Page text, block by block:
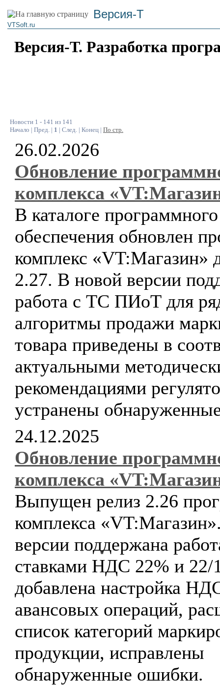
Версия-Т
VTSoft.ru
Версия-Т. Разработка
Новости 1 - 141 из 141
Начало | Пред. | 1 | След. | Конец | По стр.
26.02.2026
Обновление
комплекса
В каталоге программного
обеспечения обновлен
комплекс «VT:Магазин»
2.27. В новой версии
работа с ТС ПИоТ для
алгоритмы продажи
товара приведены в
актуальными
рекомендациями
устранены
24.12.2025
Обновление
комплекса
Выпущен релиз 2.26
комплекса
версии поддержана
ставками НДС 22% и 22/
добавлена настройка
авансовых операций,
список категорий
продукции, исправлены
обнаруженные ошибки.